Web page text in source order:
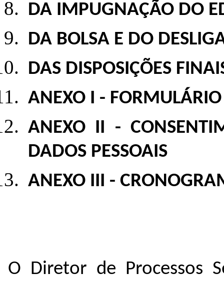
DA IMPUGNAÇÃO DO
DA BOLSA E DO
DAS DISPOSIÇÕES
ANEXO I -
ANEXO II -
DADOS PESSOAIS
ANEXO III -
O Diretor de Processos